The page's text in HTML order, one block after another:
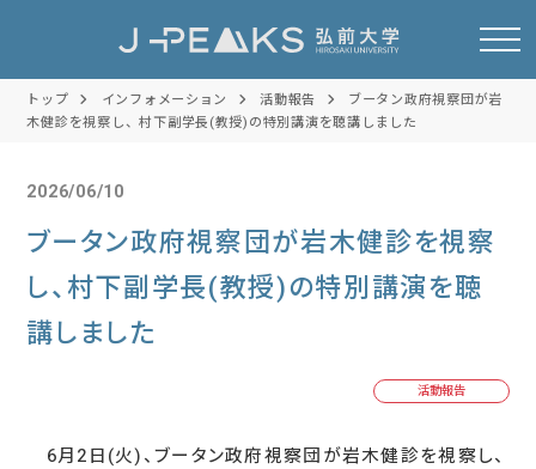
トップ インフォメーション 活動報告
ブータン政府視察団が岩
木健診を視察し、村下副学長(教授)の特別講演を聴講しました
2026/06/10
ブータン政府視察団が岩木健診を視察
し、村下副学長(教授)の特別講演を聴
講しました
活動報告
6月2日(火)、ブータン政府視察団が岩木健診を視察し、